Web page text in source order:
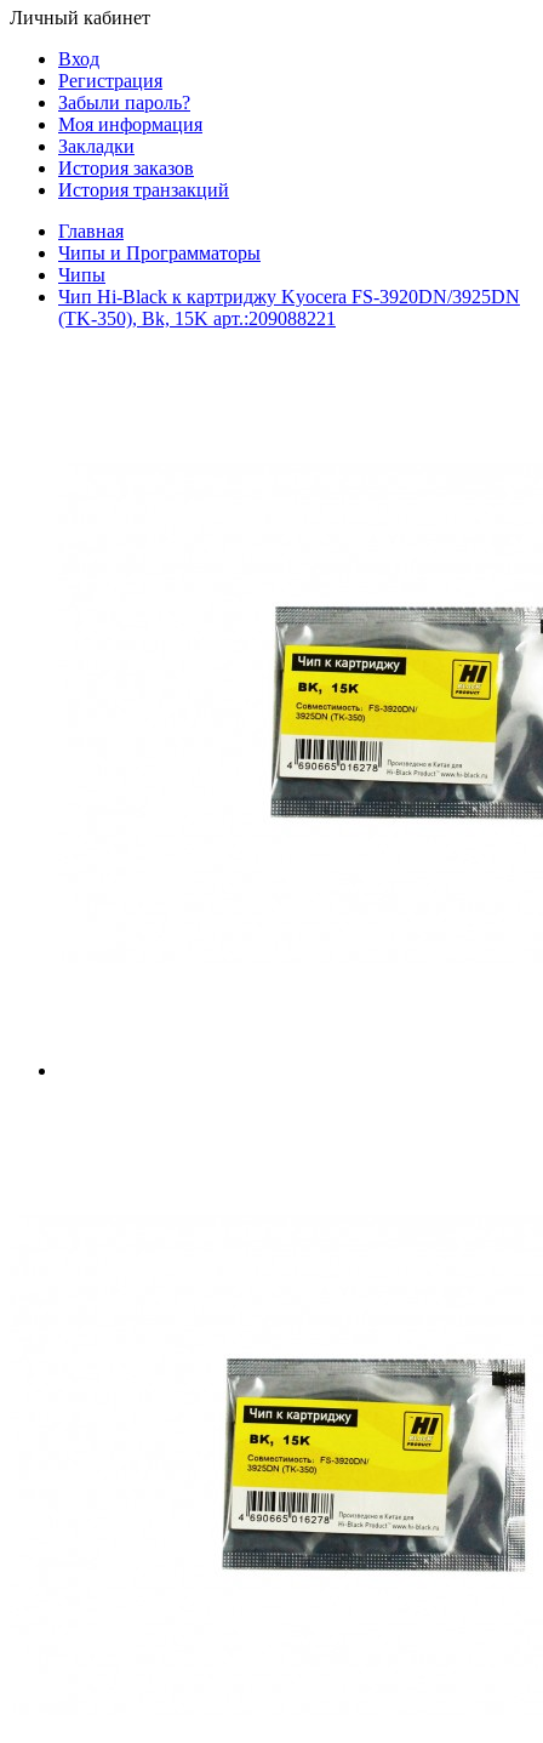
Личный кабинет
Вход
Регистрация
Забыли пароль?
Моя информация
Закладки
История заказов
История транзакций
Главная
Чипы и Программаторы
Чипы
Чип Hi-Black к картриджу Kyocera FS-3920DN/3925DN
(TK-350), Bk, 15K арт.:209088221